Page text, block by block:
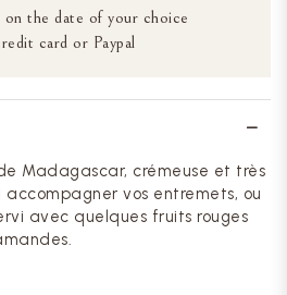
the date of your choice
card or Paypal
Madagascar, crémeuse et très
vos entremets, ou
avec quelques fruits rouges